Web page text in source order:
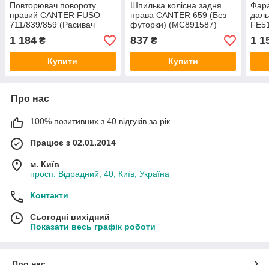
Повторювач повороту
правий CANTER FUSO
711/839/859 (Расивач
Передній) PLUTO
1 184 ₴
Купити
Шпилька колісна задня
права CANTER 659 (Без
футорки) (MC891587)
MITSUBISHI
837₴
Купити
1
Про нас
100% позитивних з 40 відгуків за рік
Працює з 02.01.2014
м. Київ
просп. Відрадний, 40, Київ, Україна
Контакти
Сьогодні вихідний
Показати весь графік роботи